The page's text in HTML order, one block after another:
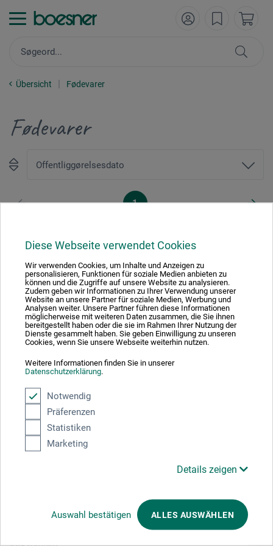
Diese Webseite verwendet Cookies
Wir verwenden Cookies, um Inhalte und Anzeigen zu
personalisieren, Funktionen für soziale Medien anbieten zu
können und die Zugriffe auf unsere Website zu analysieren.
Zudem geben wir Informationen zu Ihrer Verwendung unserer
Website an unsere Partner für soziale Medien, Werbung und
Analysen weiter. Unsere Partner führen diese Informationen
möglicherweise mit weiteren Daten zusammen, die Sie ihnen
bereitgestellt haben oder die sie im Rahmen Ihrer Nutzung der
Dienste gesammelt haben. Sie geben Einwilligung zu unseren
Cookies, wenn Sie unsere Webseite weiterhin nutzen.
Weitere Informationen finden Sie in unserer
Datenschutzerklärung.
Notwendig
Präferenzen
Statistiken
Marketing
Details zeigen
Auswahl bestätigen ALLES AUSWÄHLEN
Übersicht Fødevarer
Fødevarer
1
Absolut sikker
Betalingsmetoder
Produktkategorier